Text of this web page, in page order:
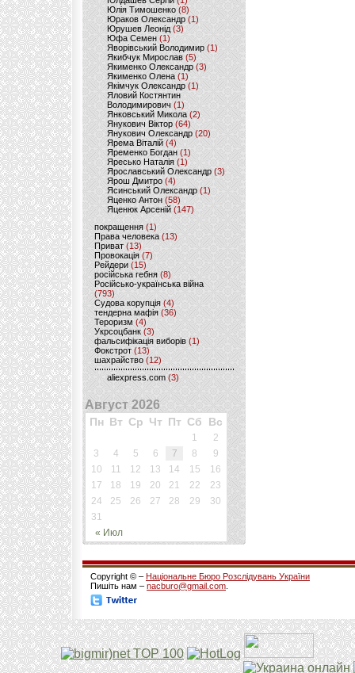
Юлія Тимошенко (8)
Юраков Олександр (1)
Юрушев Леонід (3)
Юфа Семен (1)
Яворівський Володимир (1)
Якибчук Мирослав (5)
Якименко Олександр (3)
Якименко Олена(1)
Якімчук Олександр (1)
Яловий Костянтин
Володимирович (1)
Янковський Микола(2)
Янукович Віктор (64)
Янукович Олександр(20)
Ярема Віталій(4)
Яременко Богдан(1)
Яресько Наталія(1)
Ярославський Олександр (3)
Ярош Дмитро (4)
Ясинський Олександр (1)
Яценко Антон(58)
Яценюк Арсеній (147)
покращення (1)
Права человека(13)
Приват (13)
Провокація (7)
Рейдери (15)
російська гебня (8)
Російсько-українська війна
(793)
Судова корупція (4)
тендерна мафія (36)
Тероризм (4)
Укрсоцбанк (3)
фальсифікація виборів (1)
Фокстрот(13)
шахрайство (12)
aliexpress.com (3)
Август 2026
Пн Вт Ср Чт Пт Сб Вс
« Июл
1
2
3
4 5 6 7 8
9
10
11 12 13 14 15
16
17
18 19 20 21 22
23
24
25 26 27 28 29
30
31
Copyright © – Національне Бюро Розслідувань України
Пишіть нам – nacburo@gmail.com